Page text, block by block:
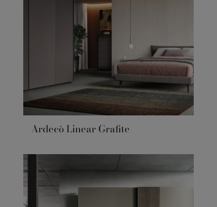
Ardecò Linear Grafite